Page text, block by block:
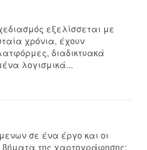
εξελίσσεται με
χρόνια, έχουν
διαδικτυακά
λογισμικά...
σε ένα έργο και οι
βήματα της χαρτογράφησης: